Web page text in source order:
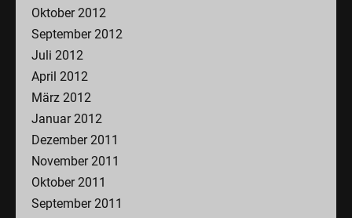
Oktober 2012
September 2012
Juli 2012
April 2012
März 2012
Januar 2012
Dezember 2011
November 2011
Oktober 2011
September 2011